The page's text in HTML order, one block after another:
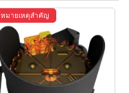
หมายเหตุสำคัญ